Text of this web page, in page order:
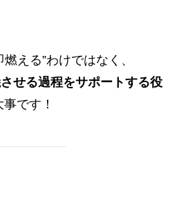
える”わけではなく、
せる過程をサポートする役
です！